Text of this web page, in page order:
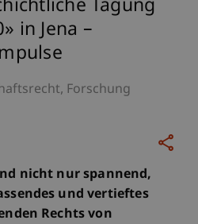
Tagung
in Jena –
Forschung
nicht nur spannend,
und vertieftes
Rechts von